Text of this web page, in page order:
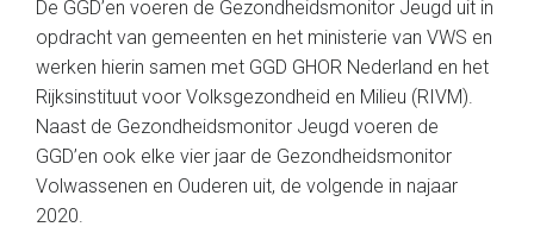
De GGD’en voeren de Gezondheidsmonitor Jeugd uit in
opdracht van gemeenten en het ministerie van VWS en
werken hierin samen met GGD GHOR Nederland en het
Rijksinstituut voor Volksgezondheid en Milieu (RIVM).
Naast de Gezondheidsmonitor Jeugd voeren de
GGD’en ook elke vier jaar de Gezondheidsmonitor
Volwassenen en Ouderen uit, de volgende in najaar
2020.